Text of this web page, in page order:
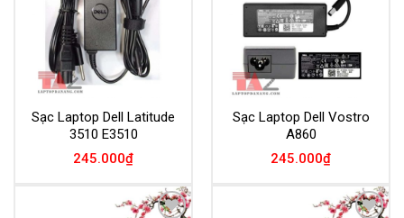
Sạc Laptop Dell Latitude
3510 E3510
245.000₫
Sạc Laptop Dell Vostro
A860
245.000₫